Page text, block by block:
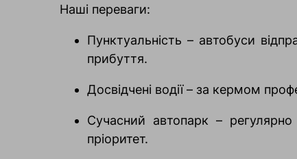
Наші переваги:
Пунктуальність – автобуси
прибуття.
Досвідчені водії – за кермом
Сучасний автопарк –
пріоритет.